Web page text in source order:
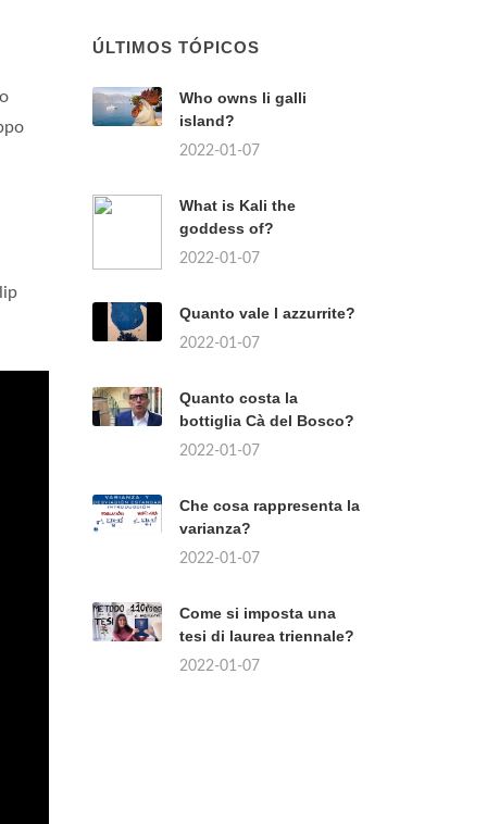
ÚLTIMOS TÓPICOS
Who owns li galli
island?
2022-01-07
What is Kali the
goddess of?
2022-01-07
Quanto vale l azzurrite?
2022-01-07
Quanto costa la
bottiglia Cà del Bosco?
2022-01-07
Che cosa rappresenta la
varianza?
2022-01-07
Come si imposta una
tesi di laurea triennale?
2022-01-07